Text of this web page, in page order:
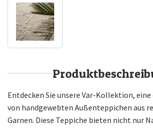
Entdecken Sie unsere Var-Kollektion,
von handgewebten Außenteppichen aus
Garnen. Diese Teppiche bieten nicht nur